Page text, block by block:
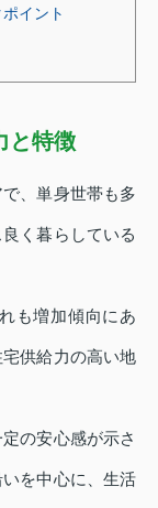
イント
と特徴
、単身世帯も多
く暮らしている
も増加傾向にあ
供給力の高い地
の安心感が示さ
を中心に、生活